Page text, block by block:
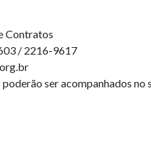
Contratos
/ 2216-9617
ser acompanhados no